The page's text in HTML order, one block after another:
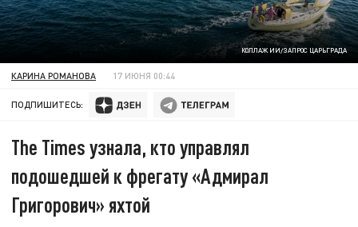
КОЛЛАЖ ИИ/ЗАПРОС ЦАРЬГРАДА
КАРИНА РОМАНОВА 17 ИЮНЯ 00:44
ПОДПИШИТЕСЬ:
The Times узнала, кто управлял
подошедшей к фрегату «Адмирал
Григорович» яхтой